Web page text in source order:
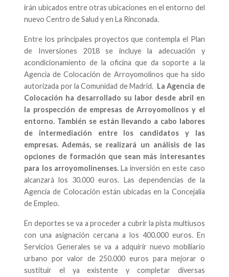
irán ubicados entre otras ubicaciones en el entorno del
nuevo Centro de Salud y en La Rinconada.
Entre los principales proyectos que contempla el Plan
de Inversiones 2018 se incluye la adecuación y
acondicionamiento de la oficina que da soporte a la
Agencia de Colocación de Arroyomolinos que ha sido
autorizada por la Comunidad de Madrid. La Agencia de
Colocación ha desarrollado su labor desde abril en
la prospección de empresas de Arroyomolinos y el
entorno. También se están llevando a cabo labores
de intermediación entre los candidatos y las
empresas. Además, se realizará un análisis de las
opciones de formación que sean más interesantes
para los arroyomolinenses.La inversión en este caso
alcanzará los 30.000 euros. Las dependencias de la
Agencia de Colocación están ubicadas en la Concejalía
de Empleo.
En deportes se va a proceder a cubrir la pista multiusos
con una asignación cercana a los 400.000 euros. En
Servicios Generales se va a adquirir nuevo mobiliario
urbano por valor de 250.000 euros para mejorar o
sustituir el ya existente y completar diversas